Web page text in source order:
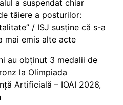
a suspendat chiar
tăiere a posturilor:
/ ISJ susține că s-a
mai emis alte acte
au obținut 3 medalii de
la Olimpiada
Artificială – IOAI 2026,